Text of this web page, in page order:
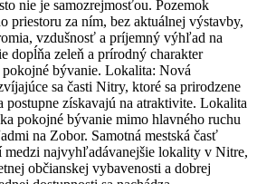
nie je samozrejmosťou. Pozemok
priestoru za ním, bez aktuálnej výstavby,
vzdušnosť a príjemný výhľad na
dopĺňa zeleň a prírodný charakter
bývanie. Lokalita: Nová
sa časti Nitry, ktoré sa prirodzene
postupne získavajú na atraktivite. Lokalita
pokojné bývanie mimo hlavného ruchu
na Zobor. Samotná mestská časť
medzi najvyhľadávanejšie lokality v Nitre,
občianskej vybavenosti a dobrej